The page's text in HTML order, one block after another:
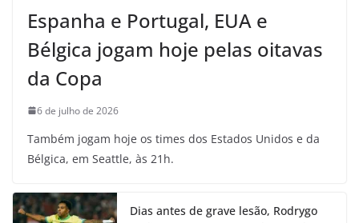
Espanha e Portugal, EUA e
Bélgica jogam hoje pelas oitavas
da Copa
6 de julho de 2026
Também jogam hoje os times dos Estados Unidos e da
Bélgica, em Seattle, às 21h.
Dias antes de grave lesão, Rodrygo